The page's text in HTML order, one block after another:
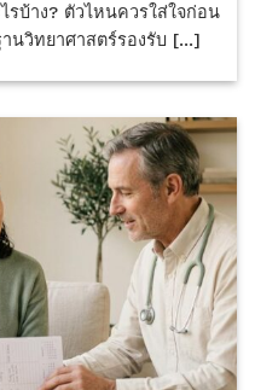
บ้าง? ตัวไหนควรใส่ใจก่อน
นวิทยาศาสตร์รองรับ [...]